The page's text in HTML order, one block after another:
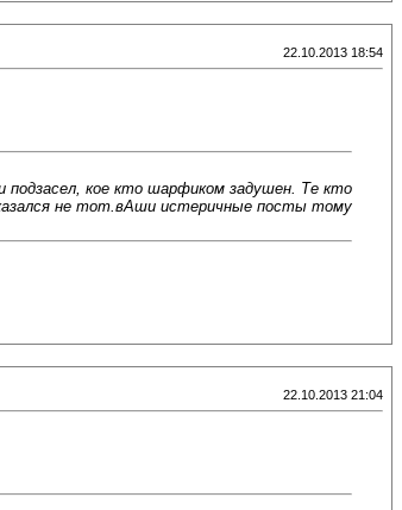
22.10.2013 18:54
подзасел, кое кто шарфиком задушен. Те кто
не тот.вАши истеричные посты тому
22.10.2013 21:04